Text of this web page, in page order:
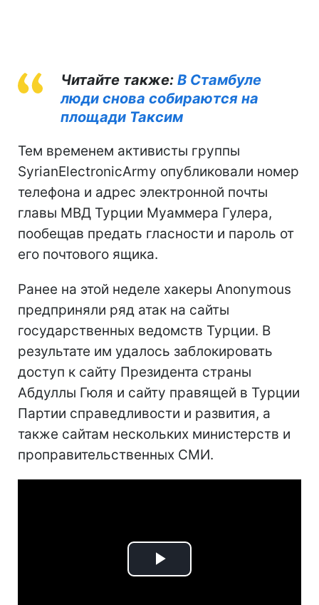
Читайте также: В Стамбуле
люди снова собираются на
площади Таксим
Тем временем активисты группы
SyrianElectronicArmy опубликовали номер
телефона и адрес электронной почты
главы МВД Турции Муаммера Гулера,
пообещав предать гласности и пароль от
его почтового ящика.
Ранее на этой неделе хакеры Anonymous
предприняли ряд атак на сайты
государственных ведомств Турции. В
результате им удалось заблокировать
доступ к сайту Президента страны
Абдуллы Гюля и сайту правящей в Турции
Партии справедливости и развития, а
также сайтам нескольких министерств и
проправительственных СМИ.
Play